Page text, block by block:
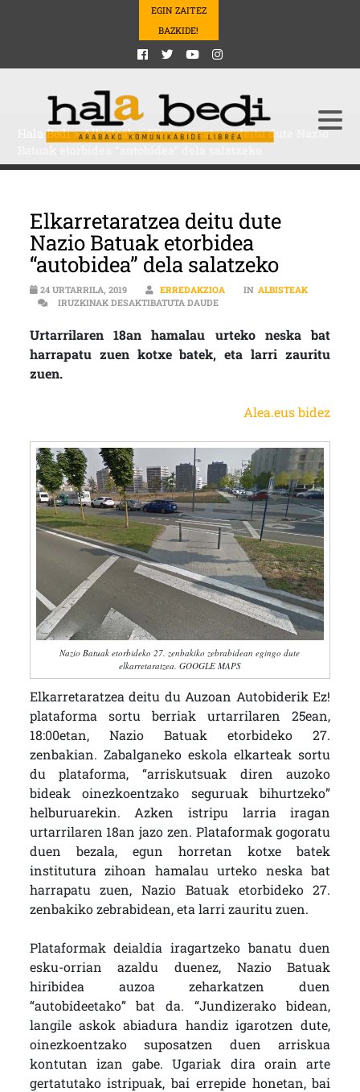
EGIN ZAITEZ
BAZKIDE!
Hala Bedi>Albisteak>Elkarretaratzea deitu dute Nazio
Elkarretaratzea deitu dute
Nazio Batuak etorbidea
“autobidea” dela salatzeko
24 URTARRILA, 2019 ERREDAKZIOA IN ALBISTEAK
IRUZKINAK DESAKTIBATUTA DAUDEELKARRETARATZEA DEITU
Urtarrilaren 18an hamalau urteko neska bat
harrapatu zuen kotxe batek, eta larri zauritu
zuen.
Alea.eus bidez
Nazio Batuak etorbideko 27. zenbakiko zebrabidean egingo dute
elkarretaratzea. GOOGLE MAPS
Elkarretaratzea deitu du Auzoan Autobiderik Ez!
plataforma sortu berriak urtarrilaren 25ean,
18:00etan, Nazio Batuak etorbideko 27.
zenbakian. Zabalganeko eskola elkarteak sortu
du plataforma, “arriskutsuak diren auzoko
bideak oinezkoentzako seguruak bihurtzeko”
helburuarekin. Azken istripu larria iragan
urtarrilaren 18an jazo zen. Plataformak gogoratu
duen bezala, egun horretan kotxe batek
institutura zihoan hamalau urteko neska bat
harrapatu zuen, Nazio Batuak etorbideko 27.
zenbakiko zebrabidean, eta larri zauritu zuen.
Plataformak deialdia iragartzeko banatu duen
esku-orrian azaldu duenez, Nazio Batuak
hiribidea auzoa zeharkatzen duen
“autobideetako” bat da. “Jundizerako bidean,
langile askok abiadura handiz igarotzen dute,
oinezkoentzako suposatzen duen arriskua
kontutan izan gabe. Ugariak dira orain arte
gertatutako istripuak, bai errepide honetan, bai